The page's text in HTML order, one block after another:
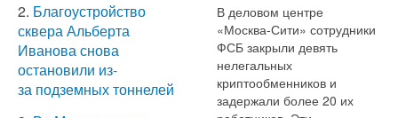
2. Благоустройство
сквера Альберта
Иванова снова
остановили из-
за подземных тоннелей
В деловом центре
«Москва-Сити» сотрудники
ФСБ закрыли девять
нелегальных
криптообменников и
задержали более 20 их